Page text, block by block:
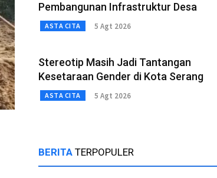
Pembangunan Infrastruktur Desa
ASTA CITA 5 Agt 2026
Stereotip Masih Jadi Tantangan
Kesetaraan Gender di Kota Serang
ASTA CITA 5 Agt 2026
BERITA TERPOPULER